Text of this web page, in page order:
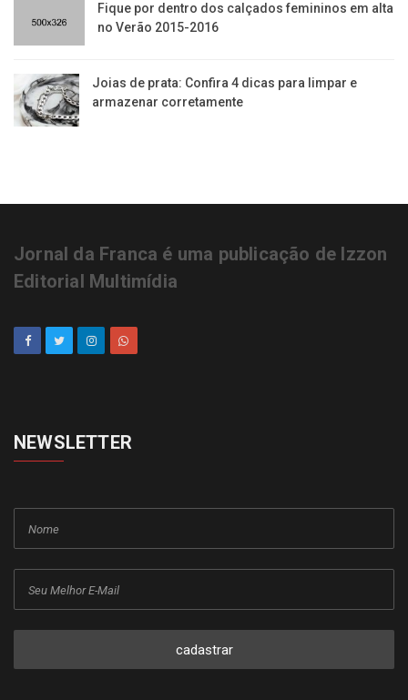
​Fique por dentro dos calçados femininos em alta
no Verão 2015-2016
Joias de prata: Confira 4 dicas para limpar e
armazenar corretamente
Jornal da Franca é uma publicação de Izzon
Editorial Multimídia
NEWSLETTER
cadastrar